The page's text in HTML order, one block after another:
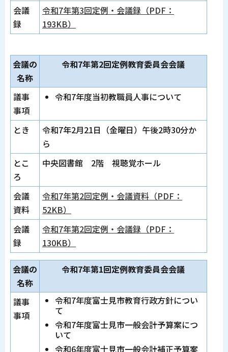
会議
録
令和7年第3回定例・会議録（PDF：
193KB）
会議の
名称
令和7年第2回定例教育委員会会議
議事
事項
令和7年度当初教職員人事について
とき
令和7年2月21日（金曜日）午後2時30分か
ら
とこ
ろ
中央図書館 2階 視聴覚ホール
会議
資料
令和7年第2回定例・会議資料（PDF：
52KB）
会議
録
令和7年第2回定例・会議録（PDF：
130KB）
会議の
名称
令和7年第1回定例教育委員会会議
議事
事項
令和7年度富士見市教育行政方針につい
て
令和7年度富士見市一般会計予算案につ
いて
令和6年度富士見市一般会計補正予算案